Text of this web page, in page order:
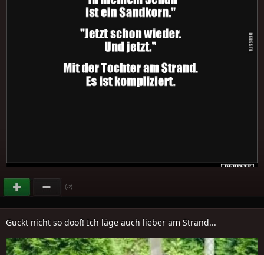
(-2)
Guckt nicht so doof! Ich läge auch lieber am Strand...